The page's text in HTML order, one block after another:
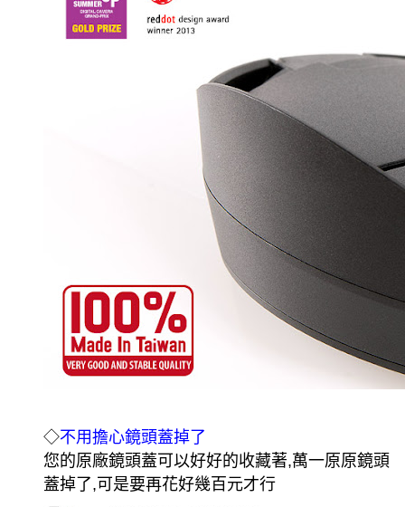
◇不用擔心鏡頭蓋掉了
您的原廠鏡頭蓋可以好好的收藏著,萬一原原鏡頭
蓋掉了,可是要再花好幾百元才行